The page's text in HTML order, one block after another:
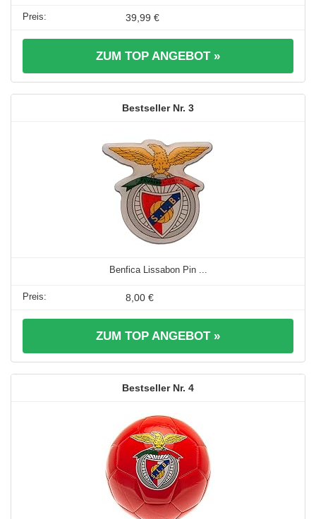
39,99 €
ZUM TOP ANGEBOT »
3
Benfica Lissabon Pin ...
8,00 €
ZUM TOP ANGEBOT »
4